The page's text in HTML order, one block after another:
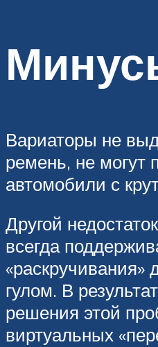
Вариаторы не
ремень, не могут
автомобили с
Другой
всегда
гулом. В
решения этой
виртуальных